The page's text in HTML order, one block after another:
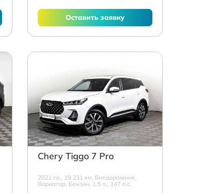
Оставить заявку
Chery Tiggo 7 Pro
2021 г.в., 19 231 км, Внедорожник,
Вариатор, Бензин, 1.5 л., 147 л.с.